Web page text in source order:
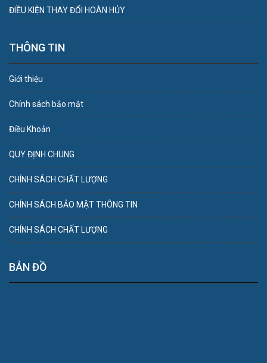
ĐIỀU KIỆN THAY ĐỔI HOÀN HỦY
THÔNG TIN
Giới thiệu
Chính sách bảo mật
Điều Khoản
QUY ĐỊNH CHUNG
CHÍNH SÁCH CHẤT LƯỢNG
CHÍNH SÁCH BẢO MẬT THÔNG TIN
CHÍNH SÁCH CHẤT LƯỢNG
BẢN ĐỒ